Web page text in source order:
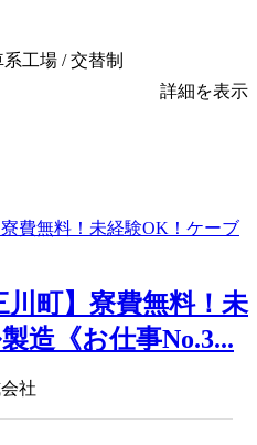
工場 / 交替制
詳細を表示
川町】寮費無料！未
造《お仕事No.3...
社